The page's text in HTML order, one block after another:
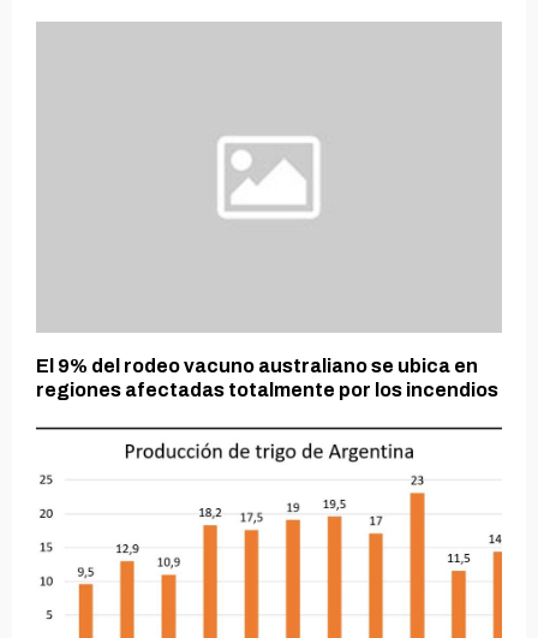
El 9% del rodeo vacuno australiano se ubica en
regiones afectadas totalmente por los incendios